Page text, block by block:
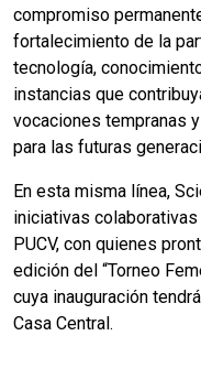
compromiso
fortalecimiento de la
tecnología,
instancias que
vocaciones tempranas
para las futuras
En esta misma línea,
iniciativas
PUCV, con quienes
edición del “Torneo
cuya inauguración
Casa Central.